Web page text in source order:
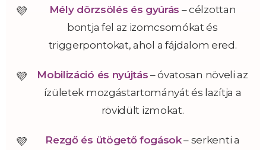
Mély dörzsölés és gyúrás – célzottan
bontja fel az izomcsomókat és
triggerpontokat, ahol a fájdalom ered.
Mobilizáció és nyújtás – óvatosan növeli az
ízületek mozgástartományát és lazítja a
rövidült izmokat.
Rezgő és ütögető fogások– serkenti a